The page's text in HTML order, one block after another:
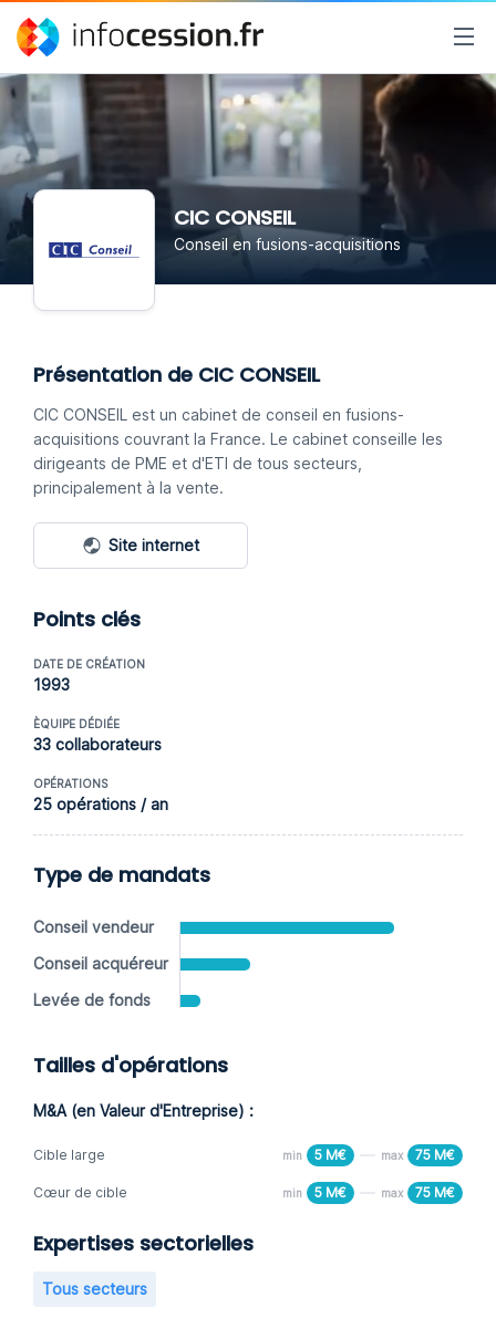
CIC CONSEIL
Conseil en fusions-acquisitions
Présentation de CIC CONSEIL
CIC CONSEIL est un cabinet de conseil en fusions-
acquisitions couvrant la France. Le cabinet conseille les
dirigeants de PME et d'ETI de tous secteurs,
principalement à la vente.
Site internet
Points clés
DATE DE CRÉATION
1993
ÈQUIPE DÉDIÉE
33 collaborateurs
OPÉRATIONS
25 opérations / an
Type de mandats
Conseil vendeur
Conseil acquéreur
Levée de fonds
Tailles d'opérations
M&A (en Valeur d'Entreprise) :
Cible large min 5 M€ max 75 M€
Cœur de cible min 5 M€ max 75 M€
Expertises sectorielles
Tous secteurs